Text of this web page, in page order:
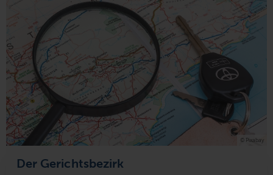
Der Gerichtsbezirk
© Pixabay